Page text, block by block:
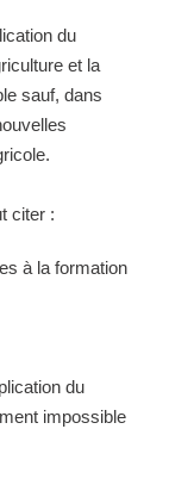
du
et la
sauf, dans
citer :
à la formation
du
impossible